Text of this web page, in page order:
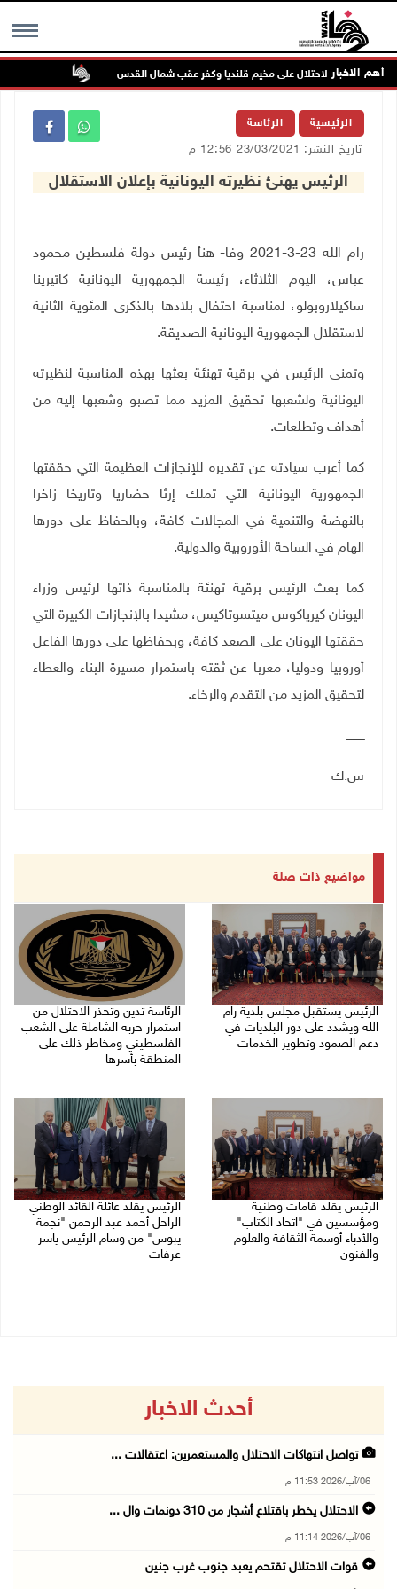
MENU أهم الاخبار
الرئيسية الرئاسة
تاريخ النشر: 23/03/2021 12:56 م
الرئيس يهنئ نظيرته اليونانية بإعلان الاستقلال
رام الله 23-3-2021 وفا- هنأ رئيس دولة فلسطين محمود
عباس، اليوم الثلاثاء، رئيسة الجمهورية اليونانية كاتيرينا
ساكيلاروبولو، لمناسبة احتفال بلادها بالذكرى المئوية الثانية
لاستقلال الجمهورية اليونانية الصديقة.
وتمنى الرئيس في برقية تهنئة بعثها بهذه المناسبة لنظيرته
اليونانية ولشعبها تحقيق المزيد مما تصبو وشعبها إليه من
أهداف وتطلعات.
كما أعرب سيادته عن تقديره للإنجازات العظيمة التي حققتها
الجمهورية اليونانية التي تملك إرثا حضاريا وتاريخا زاخرا
بالنهضة والتنمية في المجالات كافة، وبالحفاظ على دورها
الهام في الساحة الأوروبية والدولية.
كما بعث الرئيس برقية تهنئة بالمناسبة ذاتها لرئيس وزراء
اليونان كيرياكوس ميتسوتاكيس، مشيدا بالإنجازات الكبيرة التي
حققتها اليونان على الصعد كافة، وبحفاظها على دورها الفاعل
أوروبيا ودوليا، معربا عن ثقته باستمرار مسيرة البناء والعطاء
لتحقيق المزيد من التقدم والرخاء.
ــــــــــ
س.ك
مواضيع ذات صلة
الرئيس يستقبل مجلس بلدية رام
الله ويشدد على دور البلديات في
دعم الصمود وتطوير الخدمات
الرئاسة تدين وتحذر الاحتلال من
استمرار حربه الشاملة على الشعب
الفلسطيني ومخاطر ذلك على
المنطقة بأسرها
الرئيس يقلد قامات وطنية
ومؤسسين في "اتحاد الكتاب"
والأدباء أوسمة الثقافة والعلوم
والفنون
الرئيس يقلد عائلة القائد الوطني
الراحل أحمد عبد الرحمن "نجمة
يبوس" من وسام الرئيس ياسر
عرفات
أحدث الاخبار
تواصل انتهاكات الاحتلال والمستعمرين: اعتقالات ...
06/آب/2026 11:53 م
الاحتلال يخطر باقتلاع أشجار من 310 دونمات وال ...
06/آب/2026 11:14 م
قوات الاحتلال تقتحم يعبد جنوب غرب جنين